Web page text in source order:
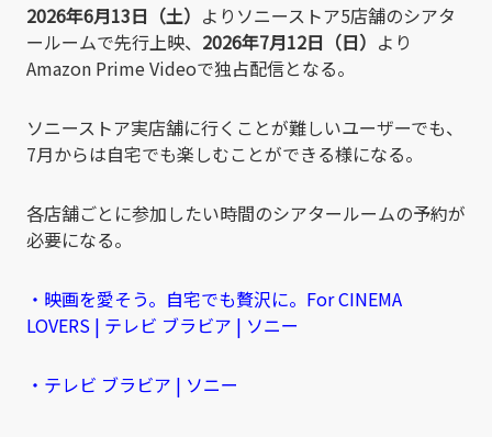
2026年6月13日（土） よりソニーストア5店舗のシアタ
ールームで先行上映、 2026年7月12日（日） より
Amazon Prime Videoで独占配信となる。
ソニーストア実店舗に行くことが難しいユーザーでも、
7月からは自宅でも楽しむことができる様になる。
各店舗ごとに参加したい時間のシアタールームの予約が
必要になる。
・映画を愛そう。自宅でも贅沢に。For CINEMA
LOVERS | テレビ ブラビア | ソニー
・テレビ ブラビア | ソニー